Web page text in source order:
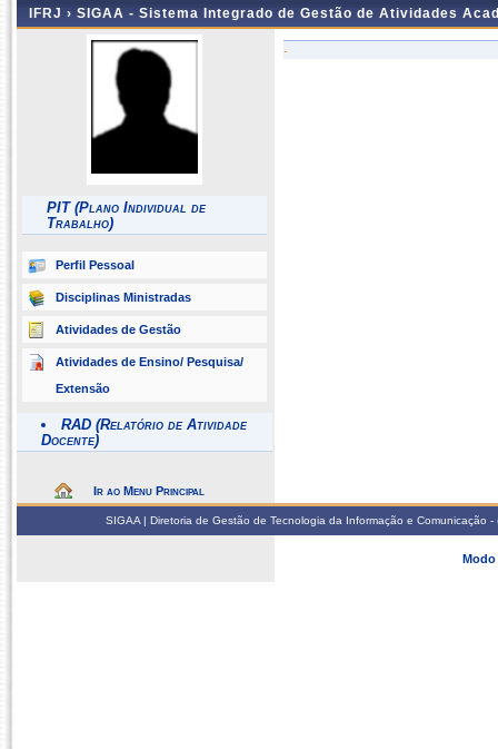
IFRJ › SIGAA - Sistema Integrado de Gestão de Atividades
PIT (Plano Individual de
Trabalho)
Perfil Pessoal
Disciplinas Ministradas
Atividades de Gestão
Atividades de Ensino/ Pesquisa/
Extensão
RAD (Relatório de Atividade
Docente)
Ir ao Menu Principal
-
SIGAA | Diretoria de Gestão de Tecnologia da Informação e
Modo